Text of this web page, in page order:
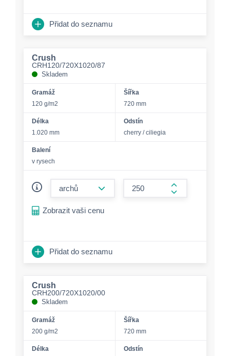
Přidat do seznamu
Crush
CRH120/720X1020/87
Skladem
Gramáž
120 g/m2
Šířka
720 mm
Délka
1.020 mm
Odstín
cherry / ciliegia
Balení
v rysech
form.increase-
Zobrazit vaši cenu
Přidat do seznamu
Crush
CRH200/720X1020/00
Skladem
Gramáž
200 g/m2
Šířka
720 mm
Délka
Odstín